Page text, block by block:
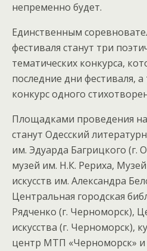
непременно будет.
Единственным
фестиваля станут три
тематических конкурса,
последние дни фестиваля,
конкурс одного
Площадками проведения
станут Одесский
им. Эдуарда Багрицкого (г.
музей им. Н.К. Рериха,
искусств им. Александра
Центральная городская
Рядченко (г. Черноморск),
искусства (г. Черноморск),
центр МТП «Черноморск»